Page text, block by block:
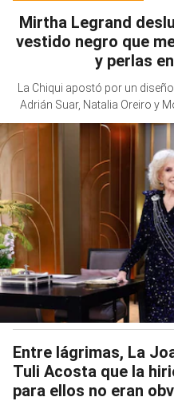
Mirtha Legrand
vestido negro que
y perlas
La Chiqui apostó por un
Adrián Suar, Natalia Oreiro y
Entre lágrimas, La
Tuli Acosta que la
para ellos no eran